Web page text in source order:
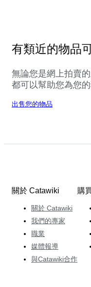
有類近的物品
無論您是網上拍賣
都可以幫助您為您
出售您的物品
關於 Catawiki
關於 Catawiki
我們的專家
職業
媒體報導
與Catawiki合作
購